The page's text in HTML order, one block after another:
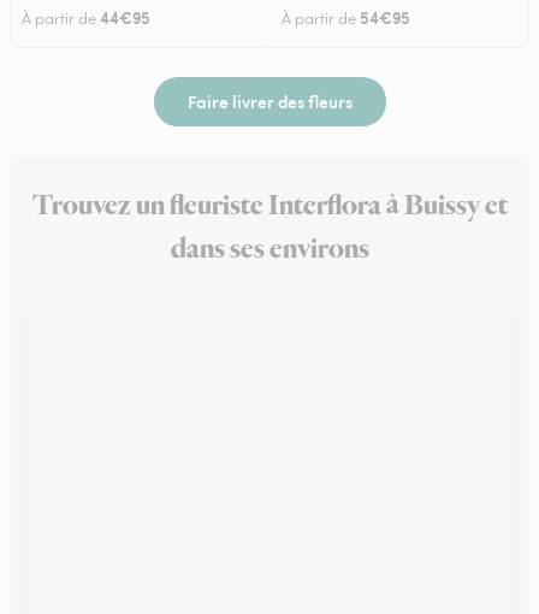
À partir de44€95 À partir de 54€95
Faire livrer des fleurs
Trouvez un fleuriste Interflora à Buissy et
dans ses environs